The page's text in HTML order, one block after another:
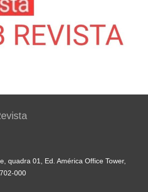
quadra 01, Ed. América Office Tower,
000